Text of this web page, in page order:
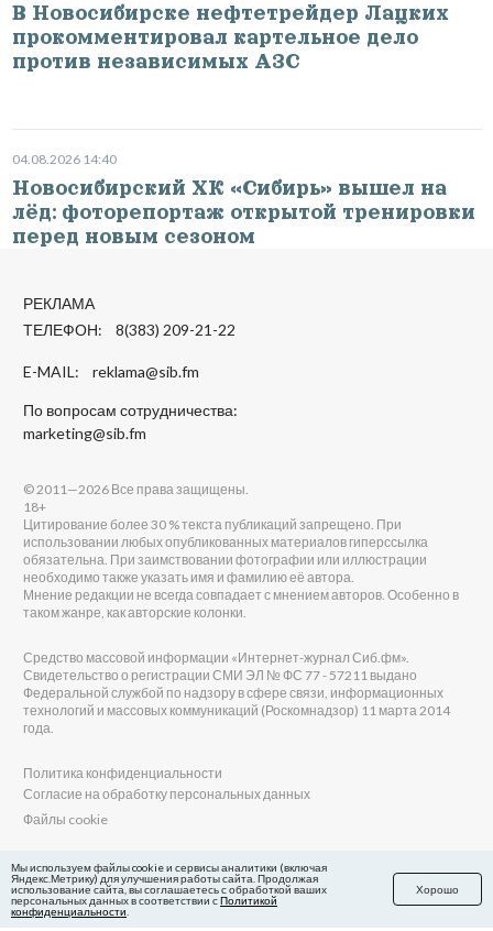
В Новосибирске нефтетрейдер Лацких
прокомментировал картельное дело
против независимых АЗС
04.08.2026 14:40
Новосибирский ХК «Сибирь» вышел на
лёд: фоторепортаж открытой тренировки
перед новым сезоном
РЕКЛАМА
ТЕЛЕФОН: 8(383) 209-21-22
E-MAIL: reklama@sib.fm
По вопросам сотрудничества:
marketing@sib.fm
© 2011—2026 Все права защищены.
18+
Цитирование более 30 % текста публикаций запрещено. При
использовании любых опубликованных материалов гиперссылка
обязательна. При заимствовании фотографии или иллюстрации
необходимо также указать имя и фамилию её автора.
Мнение редакции не всегда совпадает с мнением авторов. Особенно в
таком жанре, как авторские колонки.
Средство массовой информации «Интернет-журнал Сиб.фм».
Свидетельство о регистрации СМИ ЭЛ № ФС 77 - 57211 выдано
Федеральной службой по надзору в сфере связи, информационных
технологий и массовых коммуникаций (Роскомнадзор) 11 марта 2014
года.
Политика конфиденциальности
Согласие на обработку персональных данных
Файлы cookie
Главный редактор Сиб.фм
Бобровников Виктор Евгеньевич
Учредитель ООО «Сиб.фм»
E-mail редакции: fm@sib.fm
Мы используем файлы cookie и сервисы аналитики (включая
Яндекс.Метрику) для улучшения работы сайта. Продолжая
использование сайта, вы соглашаетесь с обработкой ваших
персональных данных в соответствии сПолитикой
конфиденциальности
Хорошо